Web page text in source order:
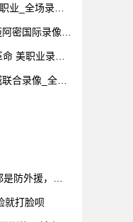
业_全场录像
密国际录像_
美职业录像_
合录像_全场
防外援，踢
就打脸呗